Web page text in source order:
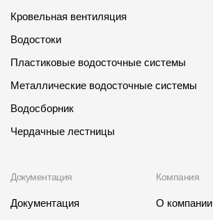
Кровельная вентиляция
Водостоки
Пластиковые водосточные системы
Металлические водосточные системы
Водосборник
Чердачные лестницы
Документация
Документация
Компания
О компании